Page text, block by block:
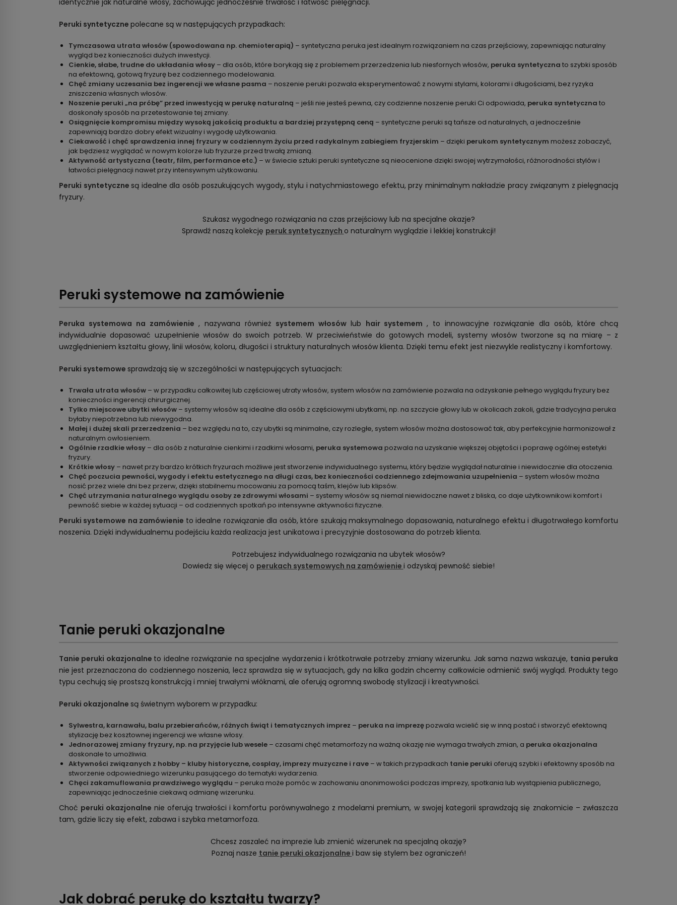
identycznie jak naturalne włosy, zachowując jednocześnie trwałość i łatwość pielęgnacji.
Peruki syntetyczne polecane są w następujących przypadkach:
Tymczasowa utrata włosów (spowodowana np. chemioterapią) – syntetyczna peruka jest idealnym rozwiązaniem na czas przejściowy, zapewniając naturalny
wygląd bez konieczności dużych inwestycji.
Cienkie, słabe, trudne do układania włosy – dla osób, które borykają się z problemem przerzedzenia lub niesfornych włosów, peruka syntetyczna to szybki sposób
na efektowną, gotową fryzurę bez codziennego modelowania.
Chęć zmiany uczesania bez ingerencji we własne pasma – noszenie peruki pozwala eksperymentować z nowymi stylami, kolorami i długościami, bez ryzyka
zniszczenia własnych włosów.
Noszenie peruki „na próbę” przed inwestycją w perukę naturalną – jeśli nie jesteś pewna, czy codzienne noszenie peruki Ci odpowiada, peruka syntetyczna to
doskonały sposób na przetestowanie tej zmiany.
Osiągnięcie kompromisu między wysoką jakością produktu a bardziej przystępną ceną – syntetyczne peruki są tańsze od naturalnych, a jednocześnie
zapewniają bardzo dobry efekt wizualny i wygodę użytkowania.
Ciekawość i chęć sprawdzenia innej fryzury w codziennym życiu przed radykalnym zabiegiem fryzjerskim – dzięki perukom syntetycznym możesz zobaczyć,
jak będziesz wyglądać w nowym kolorze lub fryzurze przed trwałą zmianą.
Aktywność artystyczna (teatr, film, performance etc.) – w świecie sztuki peruki syntetyczne są nieocenione dzięki swojej wytrzymałości, różnorodności stylów i
łatwości pielęgnacji nawet przy intensywnym użytkowaniu.
Peruki syntetyczne są idealne dla osób poszukujących wygody, stylu i natychmiastowego efektu, przy minimalnym nakładzie pracy związanym z pielęgnacją
fryzury.
Szukasz wygodnego rozwiązania na czas przejściowy lub na specjalne okazje?
Sprawdź naszą kolekcję peruk syntetycznych o naturalnym wyglądzie i lekkiej konstrukcji!
Peruki systemowe na zamówienie
Peruka systemowa na zamówienie , nazywana również systemem włosów lub hair systemem, to innowacyjne rozwiązanie dla osób, które chcą
indywidualnie dopasować uzupełnienie włosów do swoich potrzeb. W przeciwieństwie do gotowych modeli, systemy włosów tworzone są na miarę – z
uwzględnieniem kształtu głowy, linii włosów, koloru, długości i struktury naturalnych włosów klienta. Dzięki temu efekt jest niezwykle realistyczny i komfortowy.
Peruki systemowe sprawdzają się w szczególności w następujących sytuacjach:
Trwała utrata włosów – w przypadku całkowitej lub częściowej utraty włosów, system włosów na zamówienie pozwala na odzyskanie pełnego wyglądu fryzury bez
konieczności ingerencji chirurgicznej.
Tylko miejscowe ubytki włosów – systemy włosów są idealne dla osób z częściowymi ubytkami, np. na szczycie głowy lub w okolicach zakoli, gdzie tradycyjna peruka
byłaby niepotrzebna lub niewygodna.
Małej i dużej skali przerzedzenia – bez względu na to, czy ubytki są minimalne, czy rozległe, system włosów można dostosować tak, aby perfekcyjnie harmonizował z
naturalnym owłosieniem.
Ogólnie rzadkie włosy – dla osób z naturalnie cienkimi i rzadkimi włosami, peruka systemowa pozwala na uzyskanie większej objętości i poprawę ogólnej estetyki
fryzury.
Krótkie włosy – nawet przy bardzo krótkich fryzurach możliwe jest stworzenie indywidualnego systemu, który będzie wyglądał naturalnie i niewidocznie dla otoczenia.
Chęć poczucia pewności, wygody i efektu estetycznego na długi czas, bez konieczności codziennego zdejmowania uzupełnienia – system włosów można
nosić przez wiele dni bez przerw, dzięki stabilnemu mocowaniu za pomocą taśm, klejów lub klipsów.
Chęć utrzymania naturalnego wyglądu osoby ze zdrowymi włosami – systemy włosów są niemal niewidoczne nawet z bliska, co daje użytkownikowi komfort i
pewność siebie w każdej sytuacji – od codziennych spotkań po intensywne aktywności fizyczne.
Peruki systemowe na zamówienie to idealne rozwiązanie dla osób, które szukają maksymalnego dopasowania, naturalnego efektu i długotrwałego komfortu
noszenia. Dzięki indywidualnemu podejściu każda realizacja jest unikatowa i precyzyjnie dostosowana do potrzeb klienta.
Potrzebujesz indywidualnego rozwiązania na ubytek włosów?
Dowiedz się więcej o perukach systemowych na zamówienie i odzyskaj pewność siebie!
Tanie peruki okazjonalne
Tanie peruki okazjonalne to idealne rozwiązanie na specjalne wydarzenia i krótkotrwałe potrzeby zmiany wizerunku. Jak sama nazwa wskazuje, tania peruka
nie jest przeznaczona do codziennego noszenia, lecz sprawdza się w sytuacjach, gdy na kilka godzin chcemy całkowicie odmienić swój wygląd. Produkty tego
typu cechują się prostszą konstrukcją i mniej trwałymi włóknami, ale oferują ogromną swobodę stylizacji i kreatywności.
Peruki okazjonalne są świetnym wyborem w przypadku:
Sylwestra, karnawału, balu przebierańców, różnych świąt i tematycznych imprez – peruka na imprezę pozwala wcielić się w inną postać i stworzyć efektowną
stylizację bez kosztownej ingerencji we własne włosy.
Jednorazowej zmiany fryzury, np. na przyjęcie lub wesele – czasami chęć metamorfozy na ważną okazję nie wymaga trwałych zmian, a peruka okazjonalna
doskonale to umożliwia.
Aktywności związanych z hobby – kluby historyczne, cosplay, imprezy muzyczne i rave – w takich przypadkach tanie peruki oferują szybki i efektowny sposób na
stworzenie odpowiedniego wizerunku pasującego do tematyki wydarzenia.
Chęci zakamuflowania prawdziwego wyglądu – peruka może pomóc w zachowaniu anonimowości podczas imprezy, spotkania lub wystąpienia publicznego,
zapewniając jednocześnie ciekawą odmianę wizerunku.
Choć peruki okazjonalne nie oferują trwałości i komfortu porównywalnego z modelami premium, w swojej kategorii sprawdzają się znakomicie – zwłaszcza
tam, gdzie liczy się efekt, zabawa i szybka metamorfoza.
Chcesz zaszaleć na imprezie lub zmienić wizerunek na specjalną okazję?
Poznaj nasze tanie peruki okazjonalne i baw się stylem bez ograniczeń!
Jak dobrać perukę do kształtu twarzy?